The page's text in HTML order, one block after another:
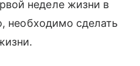
неделе жизни в
необходимо сделать